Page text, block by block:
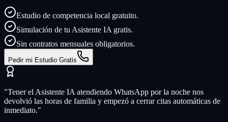
Estudio de competencia local gratuito.
Simulación de tu Asistente IA gratis.
Sin contratos mensuales obligatorios.
Pedir mi Estudio Gratis
"Tener el Asistente IA atendiendo WhatsApp por la noche nos
devolvió las horas de familia y empezó a cerrar citas automáticas de
inmediato."